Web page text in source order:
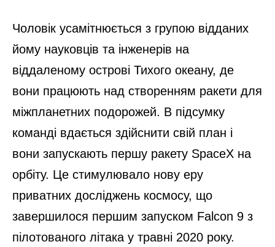
Чоловік усамітнюється з групою відданих
йому науковців та інженерів на
віддаленому острові Тихого океану, де
вони працюють над створенням ракети для
міжпланетних подорожей. В підсумку
команді вдається здійснити свій план і
вони запускають першу ракету SpaceX на
орбіту. Це стимулювало нову еру
приватних досліджень космосу, що
завершилося першим запуском Falcon 9 з
пілотованого літака у травні 2020 року.